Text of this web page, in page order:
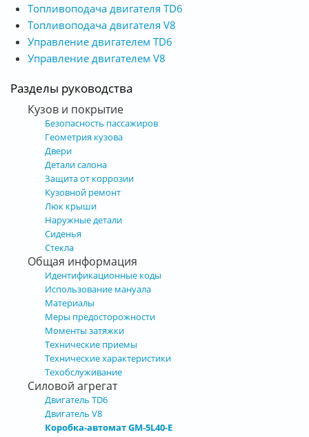
Топливоподача двигателя TD6
Топливоподача двигателя V8
Управление двигателем TD6
Управление двигателем V8
Разделы руководства
Кузов и покрытие
Безопасность пассажиров
Геометрия кузова
Двери
Детали салона
Защита от коррозии
Кузовной ремонт
Люк крыши
Наружные детали
Сиденья
Стекла
Общая информация
Идентификационные коды
Использование мануала
Материалы
Меры предосторожности
Моменты затяжки
Технические приемы
Технические характеристики
Техобслуживание
Силовой агрегат
Двигатель TD6
Двигатель V8
Коробка-автомат GM-5L40-E